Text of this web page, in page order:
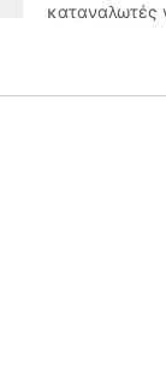
καταναλωτές